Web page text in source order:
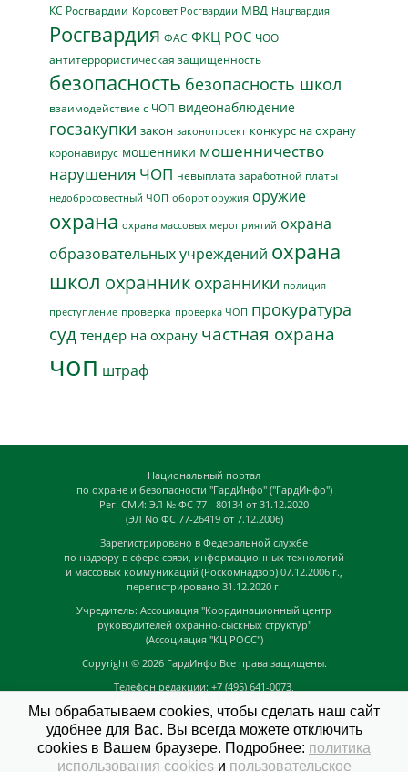
КС Росгвардии Корсовет Росгвардии МВД Нацгвардия
Росгвардия ФАС ФКЦ РОС ЧОО
антитеррористическая защищенность
безопасность безопасность школ
взаимодействие с ЧОП видеонаблюдение
госзакупки закон законопроект конкурс на охрану
коронавирус мошенники мошенничество
нарушения ЧОП невыплата заработной платы
недобросовестный ЧОП оборот оружия оружие
охрана охрана массовых мероприятий охрана
образовательных учреждений охрана
школ охранник охранники полиция
преступление проверка проверка ЧОП прокуратура
суд тендер на охрану частная охрана
чоп штраф
Национальный портал
по охране и безопасности "ГардИнфо" ("ГардИнфо")
Рег. СМИ: ЭЛ № ФС 77 - 80134 от 31.12.2020
(ЭЛ No ФС 77-26419 от 7.12.2006)
Зарегистрировано в Федеральной службе
по надзору в сфере связи, информационных технологий
и массовых коммуникаций (Роскомнадзор) 07.12.2006 г.,
перегистрировано 31.12.2020 г.
Учредитель: Ассоциация "Координационный центр
руководителей охранно-сыскных структур"
(Ассоциация "КЦ РОСС")
Copyright © 2026 ГардИнфо Все права защищены.
Телефон редакции: +7 (495) 641-0073,
news@guardinfo.online
Главный редактор: Кузьмин Д.А.
На сайте могут быть размещены
Мы обрабатываем cookies, чтобы сделать наш сайт
удобнее для Вас. Вы всегда можете отключить
cookies в Вашем браузере. Подробнее: политика
использования cookiesи пользовательское